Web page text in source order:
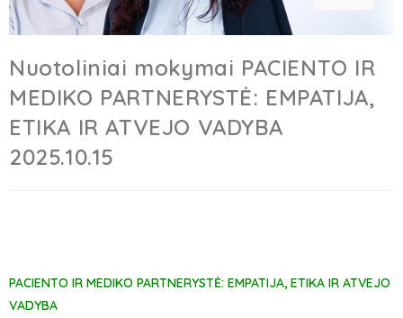
Nuotoliniai mokymai PACIENTO IR
MEDIKO PARTNERYSTĖ: EMPATIJA,
ETIKA IR ATVEJO VADYBA
2025.10.15
PACIENTO IR MEDIKO PARTNERYSTĖ: EMPATIJA, ETIKA IR ATVEJO
VADYBA